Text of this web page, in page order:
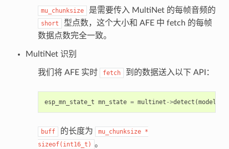
mu_chunksize 是需要传入 MultiNet 的每帧音频的
short
型点数，这个大小和 AFE 中 fetch 的每帧
数据点数完全一致。
MultiNet 识别
我们将 AFE 实时 fetch 到的数据送入以下 API：
esp_mn_state_t mn_state = multinet ->detect (
buff 的长度为 mu_chunksize *
sizeof(int16_t) 。